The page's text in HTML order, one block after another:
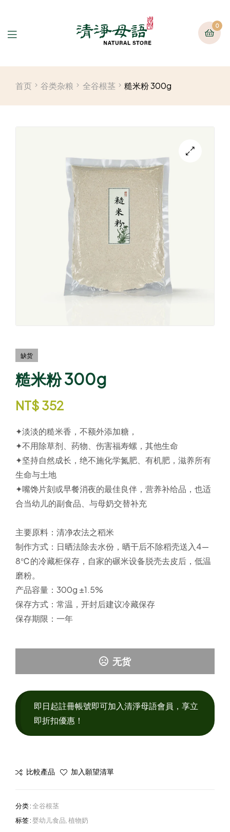
0
首页 谷类杂粮 全谷根茎 糙米粉 300g
缺货
糙米粉 300g
NT$ 352
✦淡淡的糙米香，不额外添加糖，
✦不用除草剂、药物、伤害福寿螺，其他生命
✦坚持自然成长，绝不施化学氮肥、有机肥，滋养所有
生命与土地
✦嘴馋片刻或早餐消夜的最佳良伴，营养补给品，也适
合当幼儿的副食品、与母奶交替补充
主要原料： 清净农法之稻米
制作方式： 日晒法除去水份，晒干后不除稻壳送入4—
8℃的冷藏柜保存，自家的碾米设备脱壳去皮后，低温
磨粉。
产品容量： 300g ±1.5%
保存方式： 常温，开封后建议冷藏保存
保存期限： 一年
无货
即日起註冊帳號即可加入清淨母語會員，享立
即折扣優惠！
比較產品 加入願望清單
分类 :全谷根茎
标签 :婴幼儿食品 植物奶